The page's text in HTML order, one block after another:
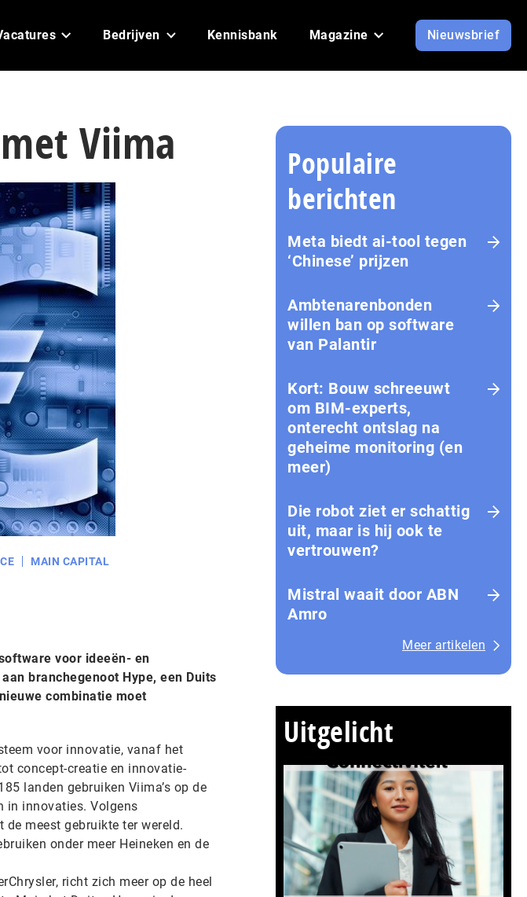
Bedrijven Kennisbank Magazine Nieuwsbrief
Viima
MAIN CAPITAL
voor ideeën- en
branchegenoot Hype, een Duits
combinatie moet
voor innovatie, vanaf het
concept-creatie en innovatie-
landen gebruiken Viima’s op de
in innovaties. Volgens
de meest gebruikte ter wereld.
onder meer Heineken en de
richt zich meer op de heel
Populaire
berichten
Meta biedt ai-tool tegen
‘Chinese’ prijzen
Ambtenarenbonden
willen ban op software
van Palantir
Kort: Bouw schreeuwt
om BIM-experts,
onterecht ontslag na
geheime monitoring (en
meer)
Die robot ziet er schattig
uit, maar is hij ook te
vertrouwen?
Mistral waait door ABN
Amro
Meer artikelen
Uitgelicht